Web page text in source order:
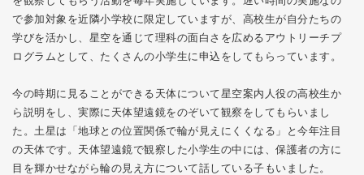
で参加対象を近隣小学校に限定していますが、高校生が自分たちの
学びを活かし、星空を通じて理科の面白さを広めるアウトリーチプ
ログラムとして、たくさんの小学生に申込をしてもらっています。
今の時期に見ることができる天体について星空案内人役の高校生か
ら説明をし、実際に天体望遠鏡をのぞいて観察をしてもらいまし
た。土星は「地球との位置関係で輪が見えにくくなる」と今年注目
の天体です。天体望遠鏡で観察した小学生の中には、保護者の方に
目を輝かせながら輪の見え方について話している子もいました。